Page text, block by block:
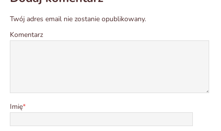
Twój adres email nie zostanie opublikowany.
Komentarz
Imię*